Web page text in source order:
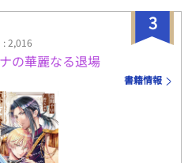
3
: 2,016
の華麗なる退場
書籍情報